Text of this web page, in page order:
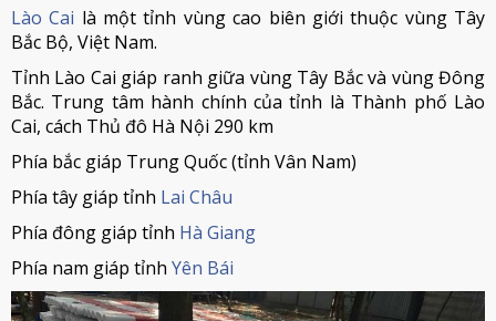
Lào Cai là một tỉnh vùng cao biên giới thuộc vùng Tây
Bắc Bộ, Việt Nam.
Tỉnh Lào Cai giáp ranh giữa vùng Tây Bắc và vùng Đông
Bắc. Trung tâm hành chính của tỉnh là Thành phố Lào
Cai, cách Thủ đô Hà Nội 290 km
Phía bắc giáp Trung Quốc (tỉnh Vân Nam)
Phía tây giáp tỉnh Lai Châu
Phía đông giáp tỉnh Hà Giang
Phía nam giáp tỉnh Yên Bái